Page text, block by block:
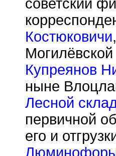
советский
Костюковичи
Купреянов
ныне
Лесной
первичной
его и